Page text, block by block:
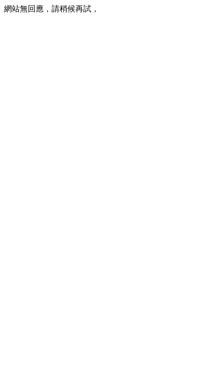
網站無回應，請稍候再試，